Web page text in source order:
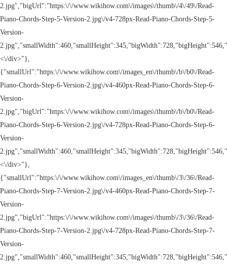
2.jpg","bigUrl":"https:\/\/www.wikihow.com\/images\/thumb\/4\/49\/Read-
Piano-Chords-Step-5-Version-2.jpg\/v4-728px-Read-Piano-Chords-Step-5-
Version-
<\/div>"},
{"smallUrl":"https:\/\/www.wikihow.com\/images_en\/thumb\/b\/b0\/Read-
Piano-Chords-Step-6-Version-2.jpg\/v4-460px-Read-Piano-Chords-Step-6-
Version-
2.jpg","bigUrl":"https:\/\/www.wikihow.com\/images\/thumb\/b\/b0\/Read-
Piano-Chords-Step-6-Version-2.jpg\/v4-728px-Read-Piano-Chords-Step-6-
Version-
<\/div>"},
{"smallUrl":"https:\/\/www.wikihow.com\/images_en\/thumb\/3\/36\/Read-
Piano-Chords-Step-7-Version-2.jpg\/v4-460px-Read-Piano-Chords-Step-7-
Version-
2.jpg","bigUrl":"https:\/\/www.wikihow.com\/images\/thumb\/3\/36\/Read-
Piano-Chords-Step-7-Version-2.jpg\/v4-728px-Read-Piano-Chords-Step-7-
Version-